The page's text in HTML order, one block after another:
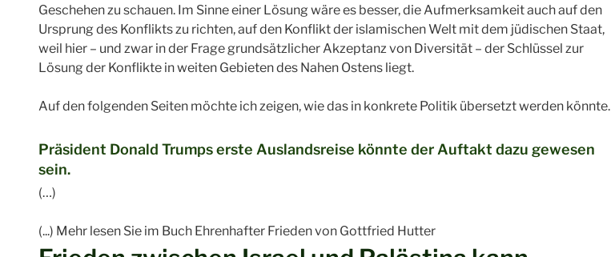
Geschehen zu schauen. Im Sinne einer Lösung wäre es besser, die Aufmerksamkeit auch auf den
Ursprung des Konflikts zu richten, auf den Konflikt der islamischen Welt mit dem jüdischen Staat,
weil hier – und zwar in der Frage grundsätzlicher Akzeptanz von Diversität – der Schlüssel zur
Lösung der Konflikte in weiten Gebieten des Nahen Ostens liegt.
Auf den folgenden Seiten möchte ich zeigen, wie das in konkrete Politik übersetzt werden könnte.
Präsident Donald Trumps erste Auslandsreise könnte der Auftakt dazu gewesen
sein.
(…)
(...) Mehr lesen Sie im Buch Ehrenhafter Frieden von Gottfried Hutter